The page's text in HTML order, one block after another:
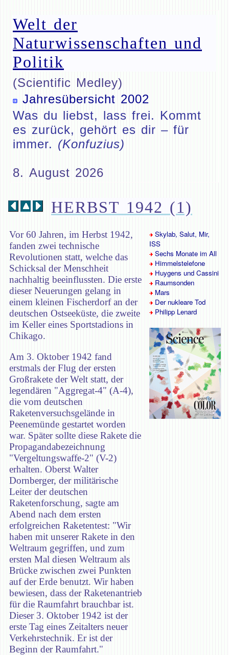
Welt der
Naturwissenschaften und
Politik
(Scientific Medley)
Jahresübersicht 2002
Was du liebst, lass frei. Kommt
es zurück, gehört es dir – für
immer. (Konfuzius)
8. August 2026
HERBST 1942 (1)
Vor 60 Jahren, im Herbst 1942,
fanden zwei technische
Revolutionen statt, welche das
Schicksal der Menschheit
nachhaltig beeinflussten. Die erste
dieser Neuerungen gelang in
einem kleinen Fischerdorf an der
deutschen Ostseeküste, die zweite
im Keller eines Sportstadions in
Chikago.
Am 3. Oktober 1942 fand
erstmals der Flug der ersten
Großrakete der Welt statt, der
legendären "Aggregat-4" (A-4),
die vom deutschen
Raketenversuchsgelände in
Peenemünde gestartet worden
war. Später sollte diese Rakete die
Propagandabezeichnung
"Vergeltungswaffe-2" (V-2)
erhalten. Oberst Walter
Dornberger, der militärische
Leiter der deutschen
Raketenforschung, sagte am
Abend nach dem ersten
erfolgreichen Raketentest: "Wir
haben mit unserer Rakete in den
Weltraum gegriffen, und zum
ersten Mal diesen Weltraum als
Brücke zwischen zwei Punkten
auf der Erde benutzt. Wir haben
bewiesen, dass der Raketenantrieb
für die Raumfahrt brauchbar ist.
Dieser 3. Oktober 1942 ist der
erste Tag eines Zeitalters neuer
Verkehrstechnik. Er ist der
Beginn der Raumfahrt."
Skylab, Salut, Mir,
ISS
Sechs Monate im All
Himmelstelefone
Huygens und Cassini
Raumsonden
Mars
Der nukleare Tod
Philipp Lenard